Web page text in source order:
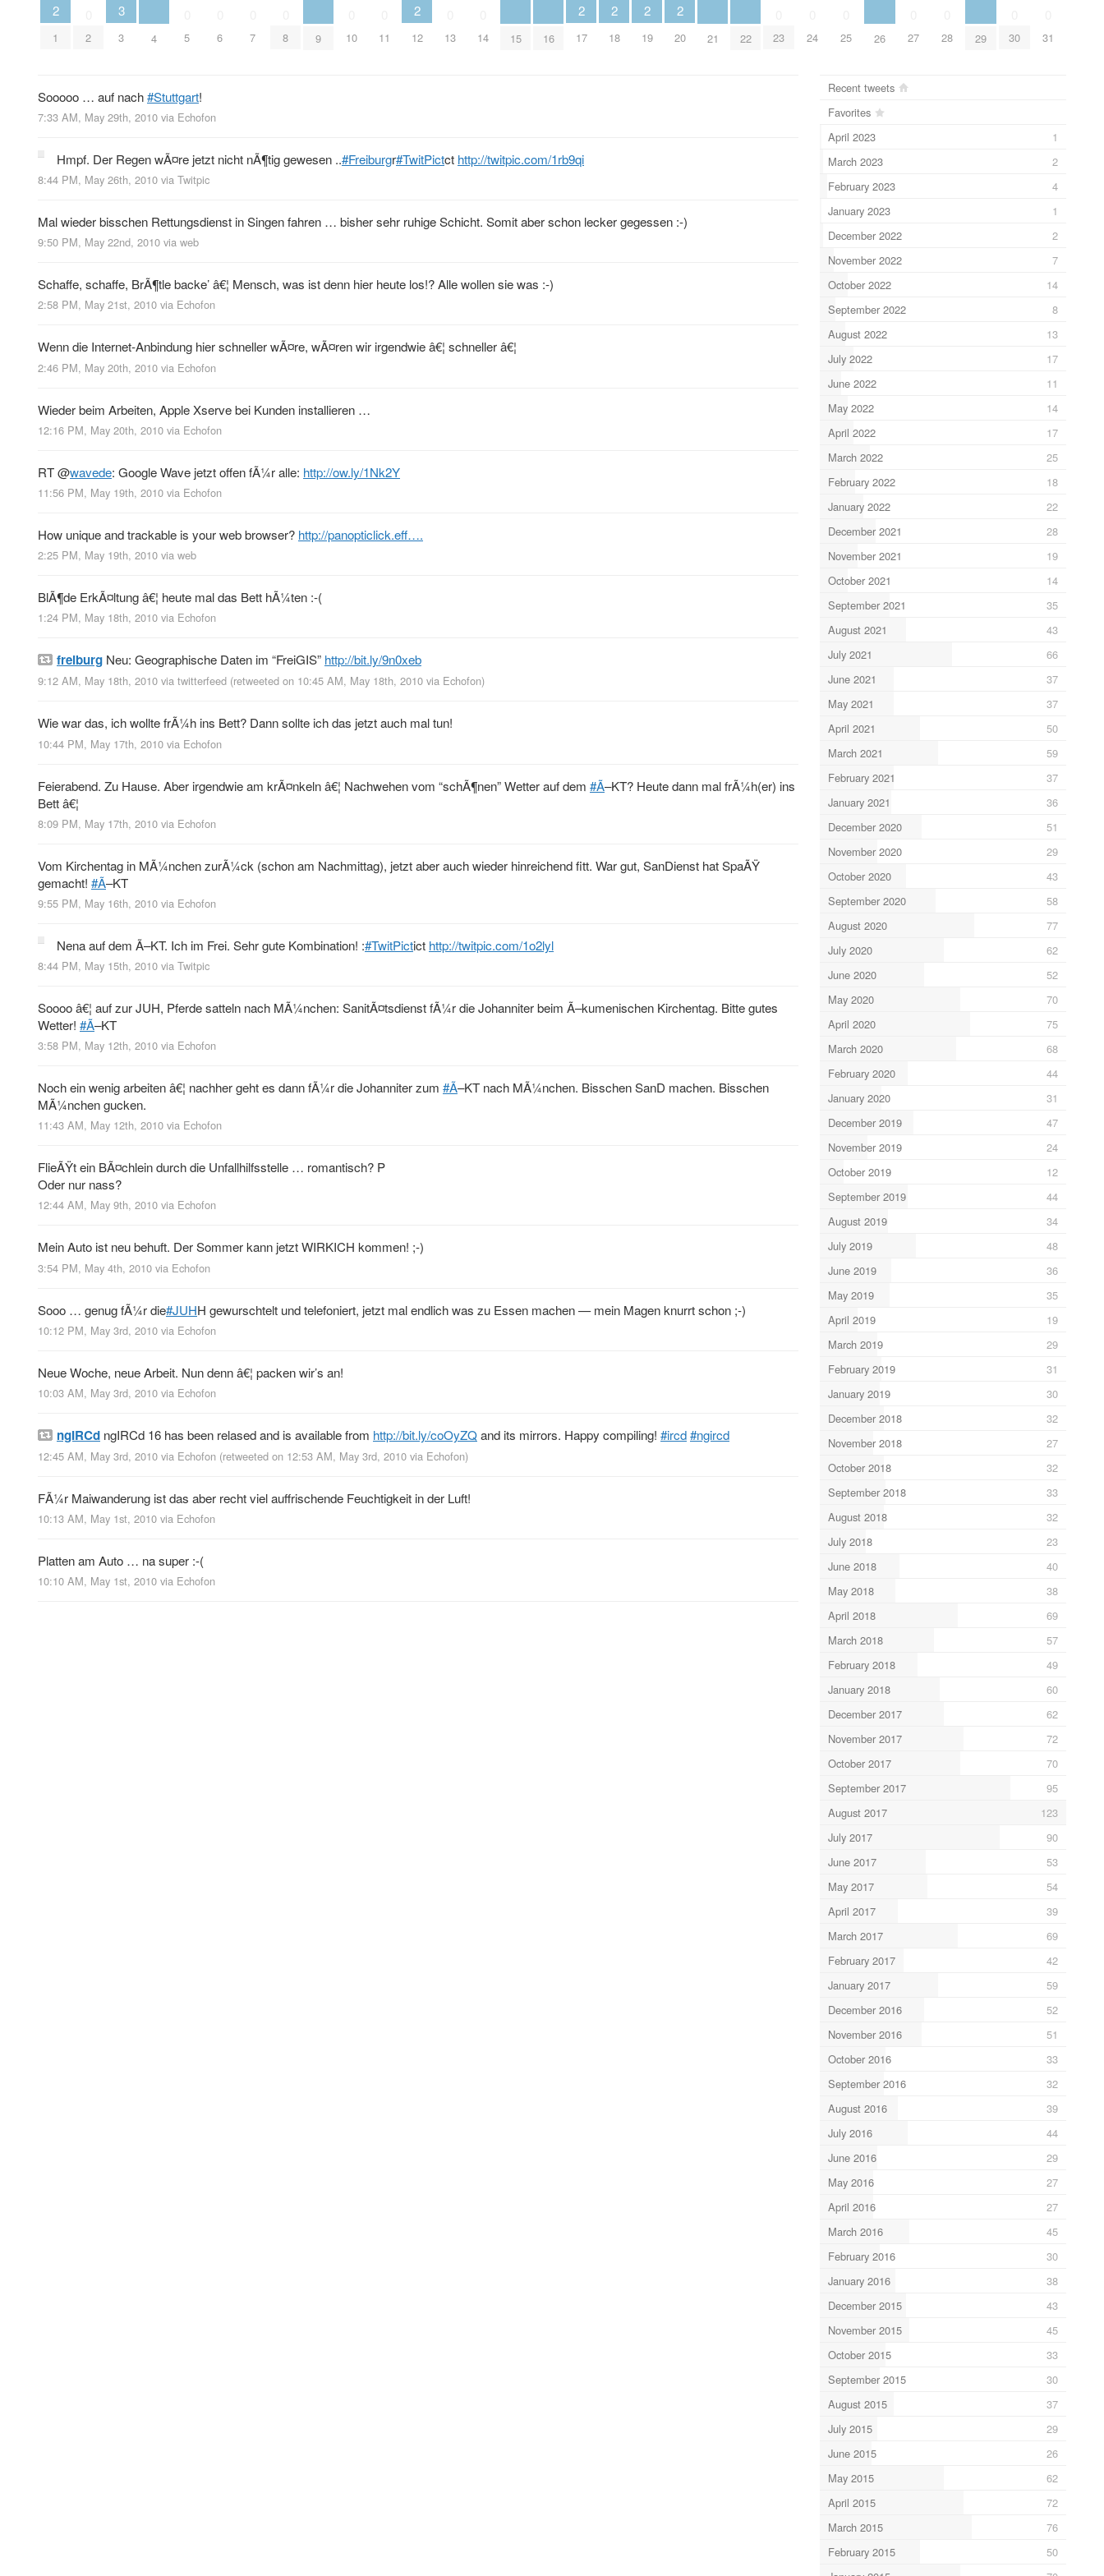
2
1 2
3
3 4 5 6 7 8 9 10 11
2
12 13 14 15 16
2
17
2
18
2
19
2
20 21 22 23 24 25 26 27 28 29 30 31
Sooooo … auf nach#Stuttgart!
7:33 AM, May 29th, 2010 via Echofon
Hmpf. Der Regen wÃ¤re jetzt nicht nÃ¶tig gewesen ..#Freiburgr#TwitPictct http://twitpic.com/1rb9qi
8:44 PM, May 26th, 2010 via Twitpic
Mal wieder bisschen Rettungsdienst in Singen fahren … bisher sehr ruhige Schicht. Somit aber schon lecker gegessen :-)
9:50 PM, May 22nd, 2010 via web
Schaffe, schaffe, BrÃ¶tle backe’ â€¦ Mensch, was ist denn hier heute los!? Alle wollen sie was :-)
2:58 PM, May 21st, 2010 via Echofon
Wenn die Internet-Anbindung hier schneller wÃ¤re, wÃ¤ren wir irgendwie â€¦ schneller â€¦
2:46 PM, May 20th, 2010 via Echofon
Wieder beim Arbeiten, Apple Xserve bei Kunden installieren …
12:16 PM, May 20th, 2010 via Echofon
RT@wavede: Google Wave jetzt offen fÃ¼r alle: http://ow.ly/1Nk2Y
11:56 PM, May 19th, 2010 via Echofon
How unique and trackable is your web browser? http://panopticlick.eff….
2:25 PM, May 19th, 2010 via web
BlÃ¶de ErkÃ¤ltung â€¦ heute mal das Bett hÃ¼ten :-(
1:24 PM, May 18th, 2010 via Echofon
freiburg Neu: Geographische Daten im “FreiGIS” http://bit.ly/9n0xeb
9:12 AM, May 18th, 2010 via twitterfeed (retweeted on 10:45 AM, May 18th, 2010 via Echofon)
Wie war das, ich wollte frÃ¼h ins Bett? Dann sollte ich das jetzt auch mal tun!
10:44 PM, May 17th, 2010 via Echofon
Feierabend. Zu Hause. Aber irgendwie am krÃ¤nkeln â€¦ Nachwehen vom “schÃ¶nen” Wetter auf dem #Ã–KT? Heute dann mal frÃ¼h(er) ins
Bett â€¦
8:09 PM, May 17th, 2010 via Echofon
Vom Kirchentag in MÃ¼nchen zurÃ¼ck (schon am Nachmittag), jetzt aber auch wieder hinreichend fitt. War gut, SanDienst hat SpaÃŸ
gemacht! #Ã–KT
9:55 PM, May 16th, 2010 via Echofon
Nena auf dem Ã–KT. Ich im Frei. Sehr gute Kombination! :#TwitPictict http://twitpic.com/1o2lyl
8:44 PM, May 15th, 2010 via Twitpic
Soooo â€¦ auf zur JUH, Pferde satteln nach MÃ¼nchen: SanitÃ¤tsdienst fÃ¼r die Johanniter beim Ã–kumenischen Kirchentag. Bitte gutes
Wetter! #Ã–KT
3:58 PM, May 12th, 2010 via Echofon
Noch ein wenig arbeiten â€¦ nachher geht es dann fÃ¼r die Johanniter zum #Ã–KT nach MÃ¼nchen. Bisschen SanD machen. Bisschen
MÃ¼nchen gucken.
11:43 AM, May 12th, 2010 via Echofon
FlieÃŸt ein BÃ¤chlein durch die Unfallhilfsstelle … romantisch? P
Oder nur nass?
12:44 AM, May 9th, 2010 via Echofon
Mein Auto ist neu behuft. Der Sommer kann jetzt WIRKICH kommen! ;-)
3:54 PM, May 4th, 2010 via Echofon
Sooo … genug fÃ¼r die#JUHH gewurschtelt und telefoniert, jetzt mal endlich was zu Essen machen — mein Magen knurrt schon ;-)
10:12 PM, May 3rd, 2010 via Echofon
Neue Woche, neue Arbeit. Nun denn â€¦ packen wir’s an!
10:03 AM, May 3rd, 2010 via Echofon
ngIRCd ngIRCd 16 has been relased and is available from http://bit.ly/coOyZQand its mirrors. Happy compiling! #ircd#ngircd
12:45 AM, May 3rd, 2010 via Echofon (retweeted on 12:53 AM, May 3rd, 2010 via Echofon)
FÃ¼r Maiwanderung ist das aber recht viel auffrischende Feuchtigkeit in der Luft!
10:13 AM, May 1st, 2010 via Echofon
Platten am Auto … na super :-(
10:10 AM, May 1st, 2010 via Echofon
Recent tweets
Favorites
April 2023
1
March 2023
2
February 2023
4
January 2023
1
December 2022
2
November 2022
7
October 2022
14
September 2022
8
August 2022
13
July 2022
17
June 2022
11
May 2022
14
April 2022
17
March 2022
25
February 2022
18
January 2022
22
December 2021
28
November 2021
19
October 2021
14
September 2021
35
August 2021
43
July 2021
66
June 2021
37
May 2021
37
April 2021
50
March 2021
59
February 2021
37
January 2021
36
December 2020
51
November 2020
29
October 2020
43
September 2020
58
August 2020
77
July 2020
62
June 2020
52
May 2020
70
April 2020
75
March 2020
68
February 2020
44
January 2020
31
December 2019
47
November 2019
24
October 2019
12
September 2019
44
August 2019
34
July 2019
48
June 2019
36
May 2019
35
April 2019
19
March 2019
29
February 2019
31
January 2019
30
December 2018
32
November 2018
27
October 2018
32
September 2018
33
August 2018
32
July 2018
23
June 2018
40
May 2018
38
April 2018
69
March 2018
57
February 2018
49
January 2018
60
December 2017
62
November 2017
72
October 2017
70
September 2017
95
August 2017
123
July 2017
90
June 2017
53
May 2017
54
April 2017
39
March 2017
69
February 2017
42
January 2017
59
December 2016
52
November 2016
51
October 2016
33
September 2016
32
August 2016
39
July 2016
44
June 2016
29
May 2016
27
April 2016
27
March 2016
45
February 2016
30
January 2016
38
December 2015
43
November 2015
45
October 2015
33
September 2015
30
August 2015
37
July 2015
29
June 2015
26
May 2015
62
April 2015
72
March 2015
76
February 2015
50